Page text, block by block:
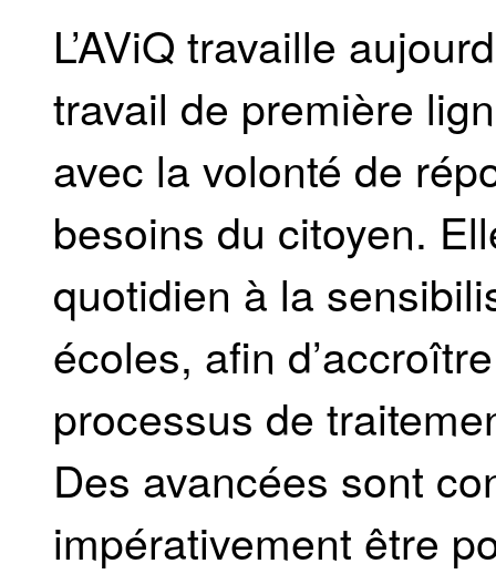
L’AViQ travaille
travail de première
avec la volonté de
besoins du citoyen.
quotidien à la
écoles, afin
processus de
Des avancées sont
impérativement être